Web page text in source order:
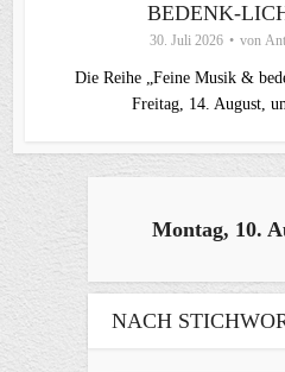
BEDENK-
30. Juli 2026 von
Die Reihe „Feine Musik &
Freitag, 14. August,
Montag, 10.
NACH